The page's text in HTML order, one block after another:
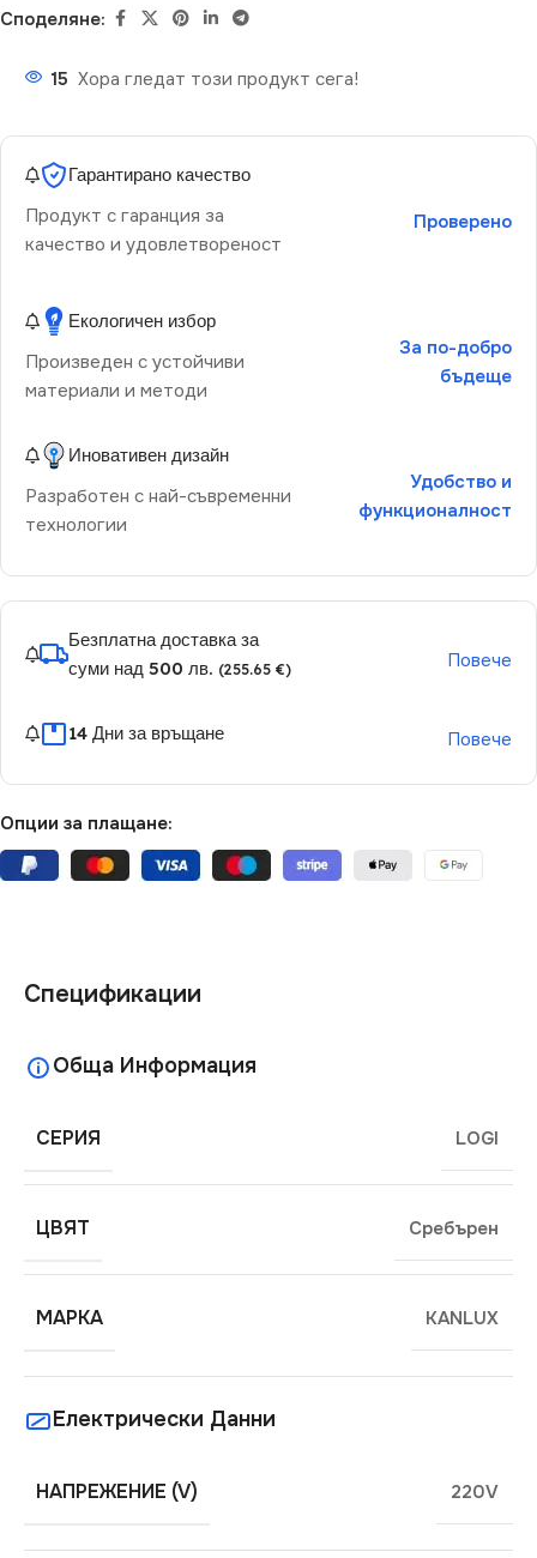
Споделяне:
15 Хора гледат този продукт сега!
Гарантирано качество
Продукт с гаранция за
качество и удовлетвореност
Проверено
Екологичен избор
Произведен с устойчиви
материали и методи
За по-добро
бъдеще
Иновативен дизайн
Разработен с най-съвременни
технологии
Удобство и
функционалност
Безплатна доставка за
суми над 500 лв. (255.65 €) Повече
14 Дни за връщане Повече
Опции за плащане:
Спецификации
Обща Информация
СЕРИЯ LOGI
ЦВЯТ Сребърен
МАРКА KANLUX
Електрически Данни
НАПРЕЖЕНИЕ (V) 220V